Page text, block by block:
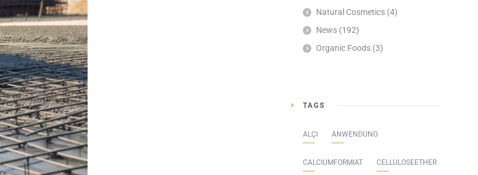
Natural Cosmetics (4)
News (192)
Organic Foods (3)
TAGS
ALÇI ANWENDUNG
CALCIUMFORMIAT CELLULOSEETHER